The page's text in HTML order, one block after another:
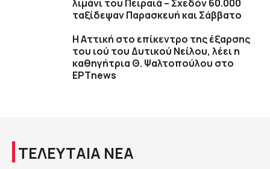
λιμάνι του Πειραιά – Σχεδόν 60.000
ταξίδεψαν Παρασκευή και Σάββατο
Η Αττική στο επίκεντρο της έξαρσης
του ιού του Δυτικού Νείλου, λέει η
καθηγήτρια Θ. Ψαλτοπούλου στο
ΕΡΤnews
ΤΕΛΕΥΤΑΙΑ ΝΕΑ